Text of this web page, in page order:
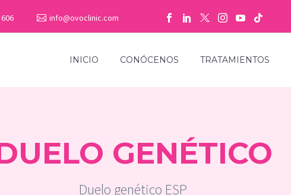
info@ovoclinic.com
INICIO CONÓCENOS TRATAMIENTOS
GENÉTICO
Duelo genético ESP